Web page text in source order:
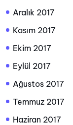
Aralık 2017
Kasım 2017
Ekim 2017
Eylül 2017
Ağustos 2017
Temmuz 2017
Haziran 2017